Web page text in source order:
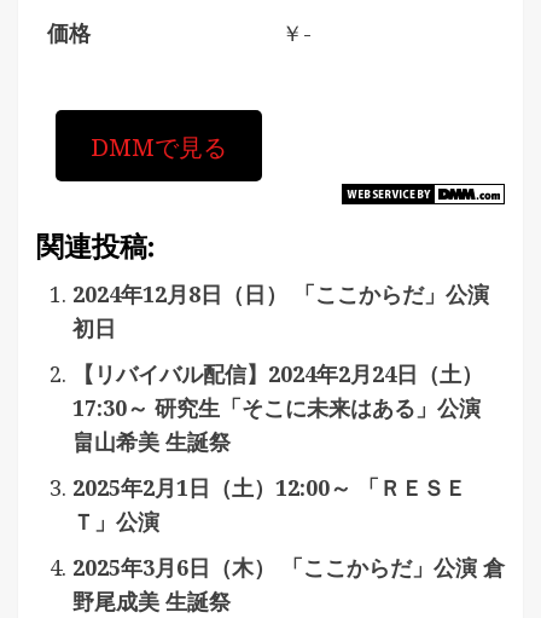
価格
￥-
DMMで見る
関連投稿:
2024年12月8日（日） 「ここからだ」公演
初日
【リバイバル配信】2024年2月24日（土）
17:30～ 研究生「そこに未来はある」公演
畠山希美 生誕祭
2025年2月1日（土）12:00～ 「ＲＥＳＥ
Ｔ」公演
2025年3月6日（木） 「ここからだ」公演 倉
野尾成美 生誕祭